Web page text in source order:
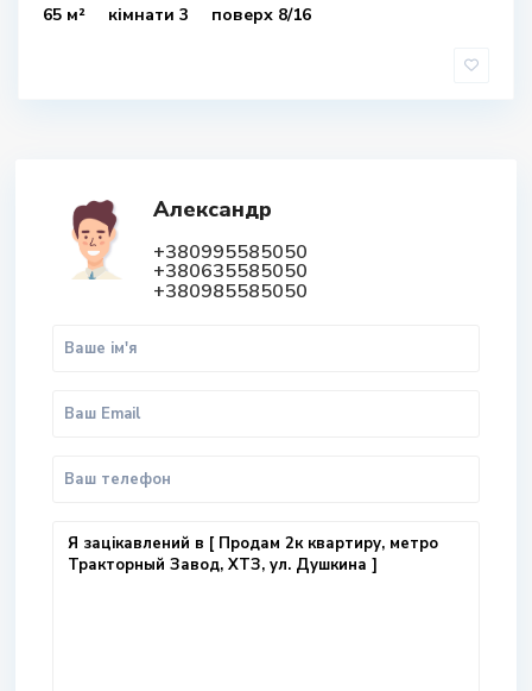
65 м² кімнати 3 поверх 8/16
Александр
+380995585050
+380635585050
+380985585050